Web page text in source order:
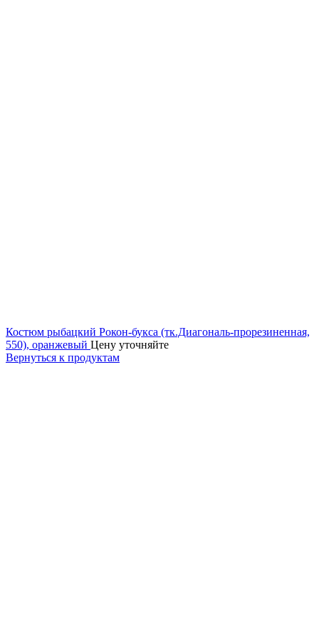
Костюм рыбацкий Рокон-букса (тк.Диагональ-прорезиненная,
550), оранжевый Цену уточняйте
Вернуться к продуктам